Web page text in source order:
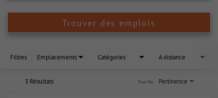
Trouver des emplois
Filtres Emplacements Catégories À distance
3 Résultats Pertinence
Trier Par